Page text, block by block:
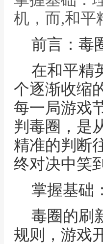
机，而,和平
前言：毒
在和平精
个逐渐收缩
每一局游戏
判毒圈，是
精准的判断
终对决中笑
掌握基础
毒圈的刷
规则，游戏